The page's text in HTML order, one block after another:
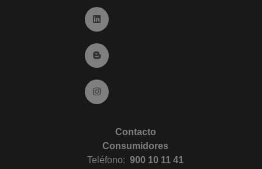
Ir a Linkedin (abre en ventana nueva)
Ir al Blog (abre en ventana nueva)
Ir a Instagram (abre en ventana nueva)
Contacto
Consumidores
Teléfono: 900 10 11 41